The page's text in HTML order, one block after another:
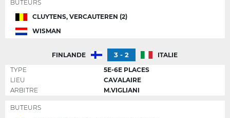
BUTEURS
CLUYTENS, VERCAUTEREN (2)
WISMAN
FINLANDE 3 - 2
ITALIE
TYPE
5E-6E PLACES
LIEU
CAVALAIRE
ARBITRE
M.VIGLIANI
BUTEURS